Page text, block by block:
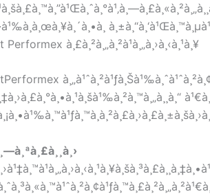
à¸£à¸²à¸„à¸²à¹à¸„à¸›à¸‹à¸¹à¸¥
à¸„à¹ˆà¸²à¹ƒà¸Šà¹‰à¸ˆà¹ˆà¸²à¸¢